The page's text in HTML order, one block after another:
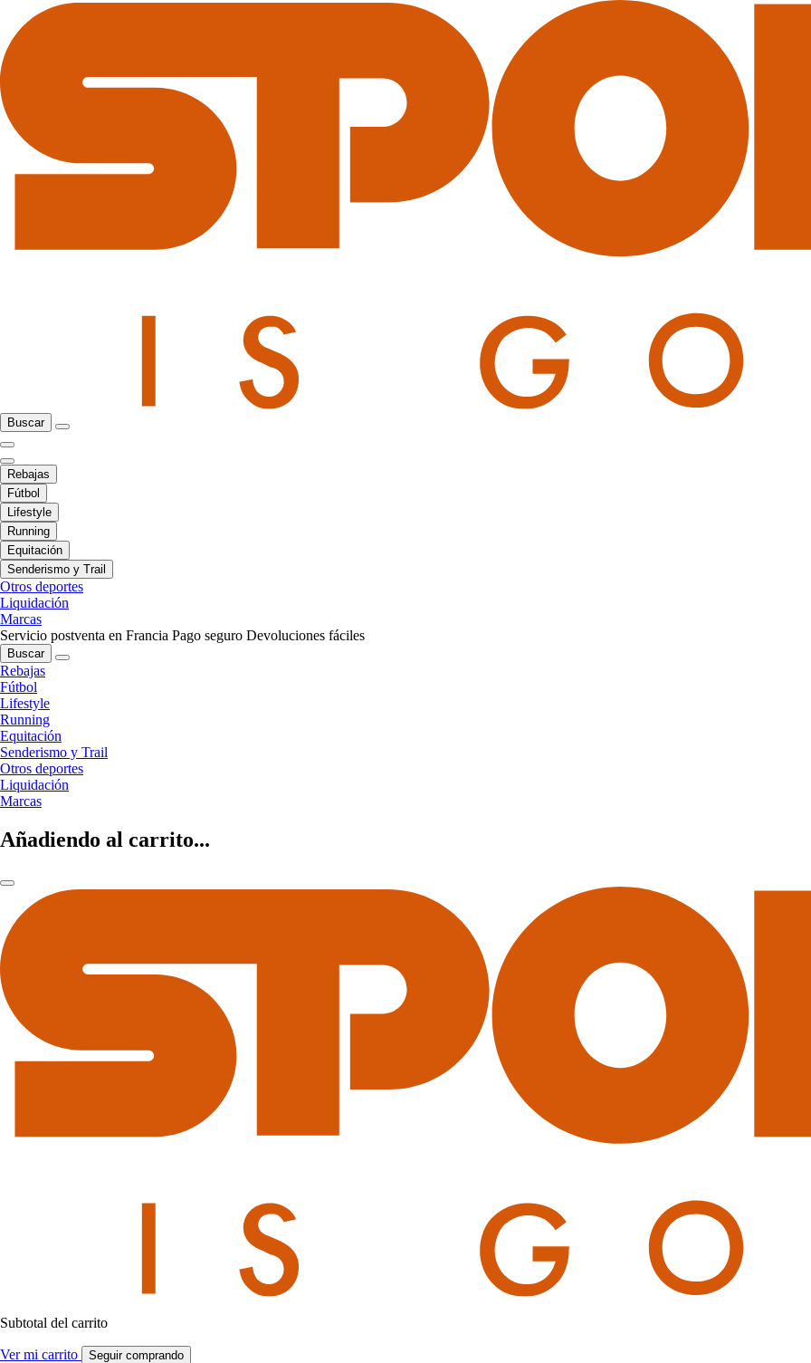
Buscar
Rebajas
Fútbol
Lifestyle
Running
Equitación
Senderismo y Trail
Otros deportes
Liquidación
Marcas
Servicio postventa en Francia Pago seguro Devoluciones fáciles
Buscar
Rebajas
Fútbol
Lifestyle
Running
Equitación
Senderismo y Trail
Otros deportes
Liquidación
Marcas
Añadiendo al carrito...
Subtotal del carrito
Ver mi carrito Seguir comprando